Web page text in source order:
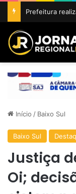
Início / Baixo Sul
Baixo Sul
Justiça
Oi;